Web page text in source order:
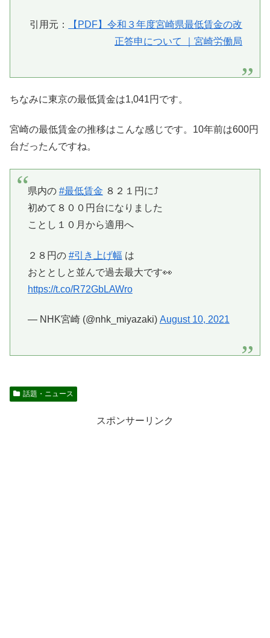
引用元：
【PDF】令和３年度宮崎県最低賃金の改
正答申について ｜宮崎労働局
ちなみに東京の最低賃金は1,041円です。
宮崎の最低賃金の推移はこんな感じです。10年前は600円
台だったんですね。
県内の #最低賃金 ８２１円に⤴️
初めて８００円台になりました
ことし１０月から適用へ
２８円の #引き上げ幅 は
おととしと並んで過去最大です👀
https://t.co/R72GbLAWro
— NHK宮崎 (@nhk_miyazaki) August 10, 2021
話題・ニュース
スポンサーリンク